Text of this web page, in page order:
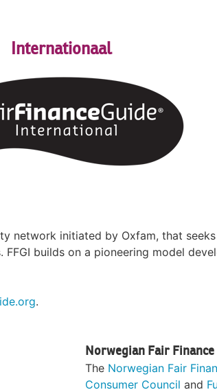
Internationaal
network initiated by Oxfam, that
builds on a pioneering model
.
Norwegian Fair
The Norwegian Fair
Consumer Council and